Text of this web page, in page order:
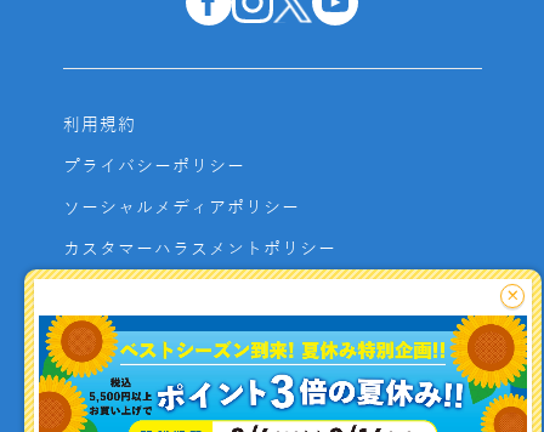
利用規約
プライバシーポリシー
ソーシャルメディアポリシー
カスタマーハラスメントポリシー
よくあるご質問
お問い合わせ
利用者資金の保全方法
×